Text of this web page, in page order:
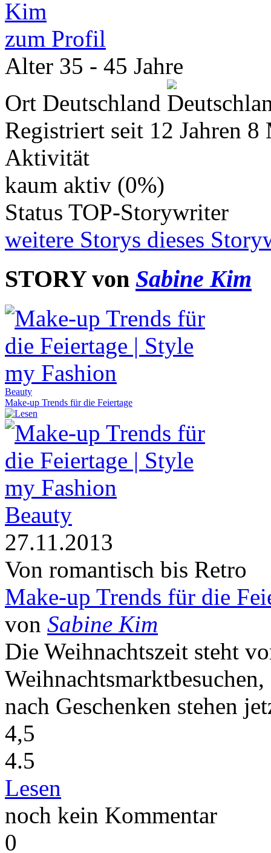
zum Profil
Alter 35 - 45 Jahre
Ort Deutschland
Registriert seit 12 Jahren 8
Aktivität
kaum aktiv (0%)
Status TOP-Storywriter
weitere Storys dieses
STORY von Sabine Kim
Beauty
Make-up Trends für die Feiertage
Beauty
27.11.2013
Von romantisch bis Retro
Make-up Trends für die
von Sabine Kim
Die Weihnachtszeit steht
nach Geschenken stehen
4,5
4.5
Lesen
noch kein Kommentar
0